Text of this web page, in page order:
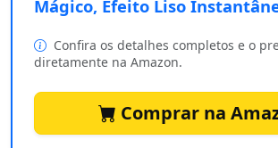
Mágico, Efeito Liso
Confira os detalhes completos e o
diretamente na Amazon.
Comprar na